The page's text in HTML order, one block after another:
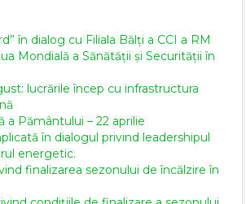
în dialog cu Filiala Bălți a CCI a RM
Mondială a Sănătății și Securității în
lucrările încep cu infrastructura
a Pământului – 22 aprilie
în dialogul privind leadershipul
energetic.
finalizarea sezonului de încălzire în